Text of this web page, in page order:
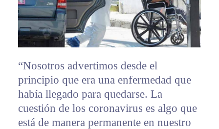
“Nosotros advertimos desde el
principio que era una enfermedad que
había llegado para quedarse. La
cuestión de los coronavirus es algo que
está de manera permanente en nuestro